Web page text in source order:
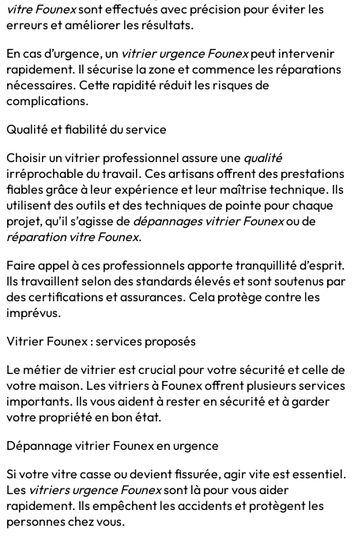
vitre Founexsont effectués avec précision pour éviter les
erreurs et améliorer les résultats.
En cas d’urgence, un vitrier urgence Founexpeut intervenir
rapidement. Il sécurise la zone et commence les réparations
nécessaires. Cette rapidité réduit les risques de
complications.
Qualité et fiabilité du service
Choisir un vitrier professionnel assure une qualité
irréprochable du travail. Ces artisans offrent des prestations
fiables grâce à leur expérience et leur maîtrise technique. Ils
utilisent des outils et des techniques de pointe pour chaque
projet, qu’il s’agisse de dépannages vitrier Founexou de
réparation vitre Founex.
Faire appel à ces professionnels apporte tranquillité d’esprit.
Ils travaillent selon des standards élevés et sont soutenus par
des certifications et assurances. Cela protège contre les
imprévus.
Vitrier Founex : services proposés
Le métier de vitrier est crucial pour votre sécurité et celle de
votre maison. Les vitriers à Founex offrent plusieurs services
importants. Ils vous aident à rester en sécurité et à garder
votre propriété en bon état.
Dépannage vitrier Founex en urgence
Si votre vitre casse ou devient fissurée, agir vite est essentiel.
Les vitriers urgence Founexsont là pour vous aider
rapidement. Ils empêchent les accidents et protègent les
personnes chez vous.